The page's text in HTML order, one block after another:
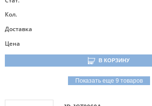
Кол.
Доставка
Цена
В КОРЗИНУ
Показать еще 9 товаров